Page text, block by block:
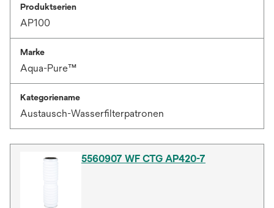
Produktserien
AP100
Marke
Aqua-Pure™
Kategoriename
Austausch-Wasserfilterpatronen
5560907 WF CTG AP420-7